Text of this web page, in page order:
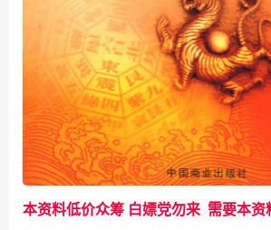
本资料低价众筹 白嫖党勿来 需要本资